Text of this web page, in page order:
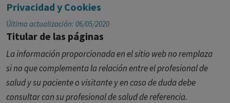
Privacidad y Cookies
Última actualización: 06/05/2020
Titular de las páginas
La información proporcionada en el sitio web no remplaza
si no que complementa la relación entre el profesional de
salud y su paciente o visitante y en caso de duda debe
consultar con su profesional de salud de referencia.